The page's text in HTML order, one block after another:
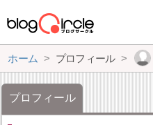
ホーム プロフィール
プロフィール